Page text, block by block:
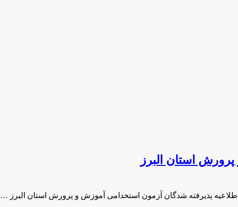
استان البرز
پذیرفته شدگان آزمون استخدامی آموزش و پرورش استان البرز …